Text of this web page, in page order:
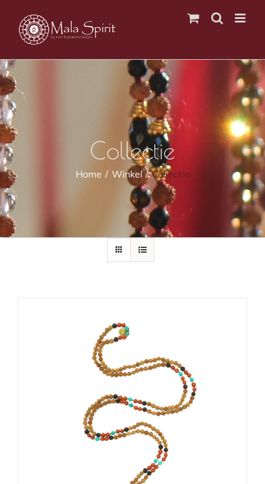
naar
inhoud
Collectie
Home Winkel Collectie